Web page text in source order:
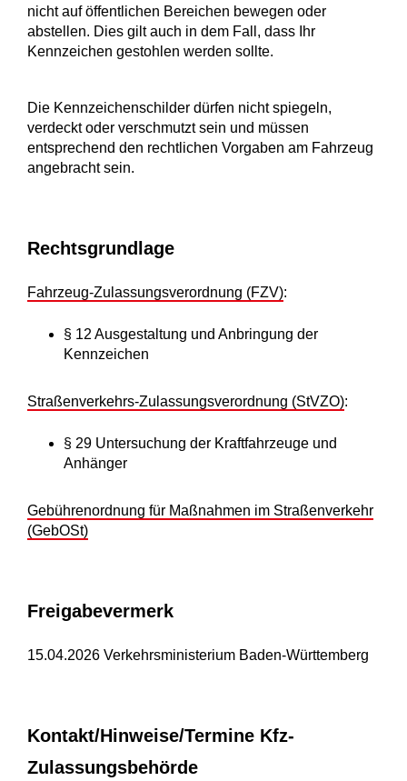
nicht auf öffentlichen Bereichen bewegen oder
abstellen. Dies gilt auch in dem Fall, dass Ihr
Kennzeichen gestohlen werden sollte.
Die Kennzeichenschilder dürfen nicht spiegeln,
verdeckt oder verschmutzt sein und müssen
entsprechend den rechtlichen Vorgaben am Fahrzeug
angebracht sein.
Rechtsgrundlage
Fahrzeug-Zulassungsverordnung (FZV):
§ 12 Ausgestaltung und Anbringung der
Kennzeichen
Straßenverkehrs-Zulassungsverordnung (StVZO):
§ 29 Untersuchung der Kraftfahrzeuge und
Anhänger
Gebührenordnung für Maßnahmen im Straßenverkehr
(GebOSt)
Freigabevermerk
15.04.2026 Verkehrsministerium Baden-Württemberg
Kontakt/Hinweise/Termine Kfz-
Zulassungsbehörde